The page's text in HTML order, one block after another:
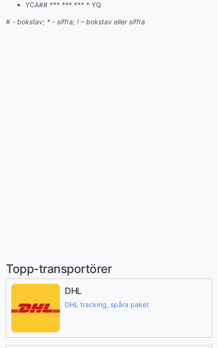
YCA## *** *** *** * YQ
# - bokstav; * - siffra; ! – bokstav eller siffra
Topp-transportörer
DHL
DHL tracking, spåra paket